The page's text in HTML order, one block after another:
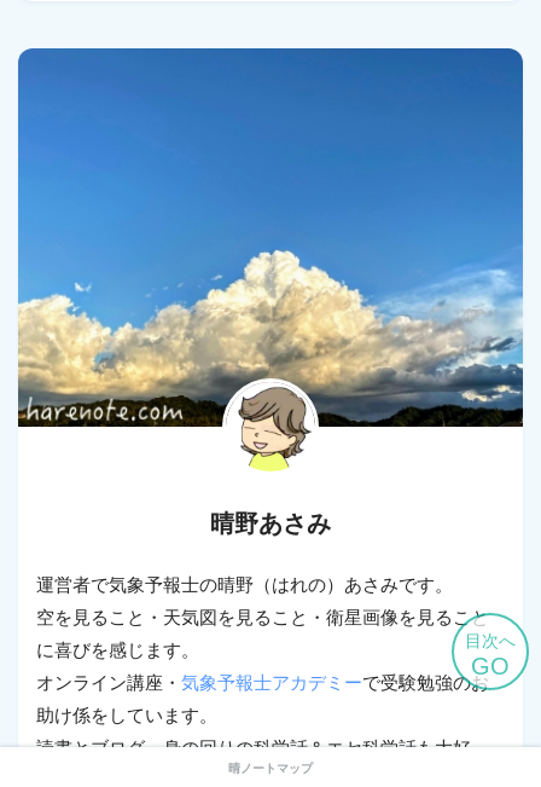
目次へ
GO
晴野あさみ
運営者で気象予報士の晴野（はれの）あさみです。
空を見ること・天気図を見ること・衛星画像を見ること
に喜びを感じます。
オンライン講座・ 気象予報士アカデミーで受験勉強のお
助け係をしています。
読書とブログ、身の回りの科学話＆エセ科学話も大好
晴ノートマップ